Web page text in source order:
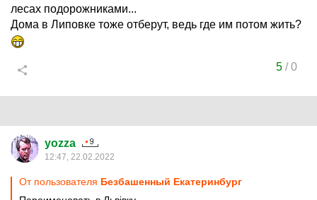
лесах подорожниками...
Дома в Липовке тоже отберут, ведь где им потом жить?
5/0
yozza
12:47, 22.02.2022
От пользователя Безбашенный Екатеринбург